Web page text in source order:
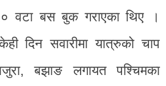
वटा बस बुक गराएका थिए ।
दिन सवारीमा यात्रुको चाप
बझाङ लगायत पश्चिमका